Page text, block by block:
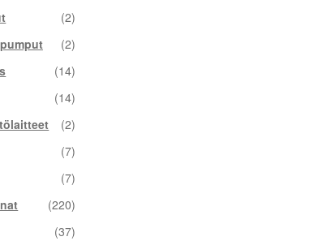
(2)
(2)
(14)
(14)
(2)
(7)
(7)
(220)
(37)